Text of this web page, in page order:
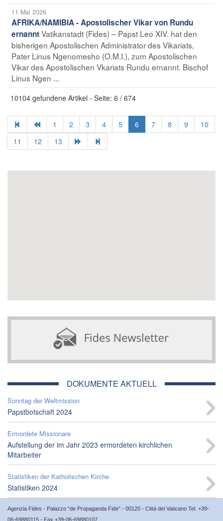
11 Mai 2026
AFRIKA/NAMIBIA - Apostolischer Vikar von Rundu
ernanntVatikanstadt (Fides) – Papst Leo XIV. hat den
bisherigen Apostolischen Administrator des Vikariats,
Pater Linus Ngenomesho (O.M.I.), zum Apostolischen
Vikar des Apostolischen Vkariats Rundu ernannt. Bischof
Linus Ngen ...
10104 gefundene Artikel - Seite: 6 / 674
1 2 3 4 5 6 7 8 9
10
11
12 13
DOKUMENTE AKTUELL
Sonntag der Weltmission
Papstbotschaft 2024
Ermordete Missionare
Aufstellung der im Jahr 2023 ermordeten kirchlichen
Mitarbeiter
Statistiken der Katholischen Kirche
Statistiken 2024
Agenzia Fides - Palazzo “de Propaganda Fide” - 00120 - Città del Vaticano Tel. +39-
06-69880115 - Fax +39-06-69880107